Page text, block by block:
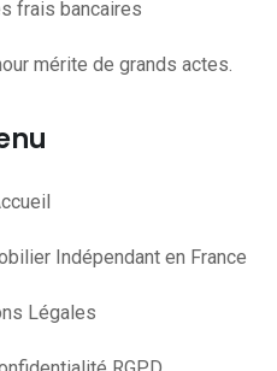
frais bancaires
mérite de grands actes.
Indépendant en France
Légales